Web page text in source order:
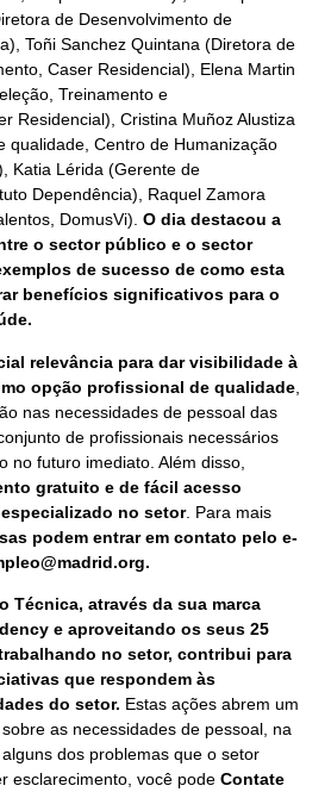
de Desenvolvimento de
Toñi Sanchez Quintana (Diretora de
Caser Residencial), Elena Martin
Treinamento e
Residencial), Cristina Muñoz Alustiza
qualidade, Centro de Humanização
Katia Lérida (Gerente de
Dependência), Raquel Zamora
DomusVi). O dia destacou a
o sector público e o sector
de sucesso de como esta
benefícios significativos para o
relevância para dar visibilidade à
opção profissional de qualidade
nas necessidades de pessoal das
de profissionais necessários
no futuro imediato. Além disso,
gratuito e de fácil acesso
no setor. Para mais
podem entrar em contato pelo e-
Técnica, através da sua marca
e aproveitando os seus 25
no setor, contribui para
que respondem às
do setor. Estas ações abrem um
as necessidades de pessoal, na
dos problemas que o setor
esclarecimento, você pode Contate